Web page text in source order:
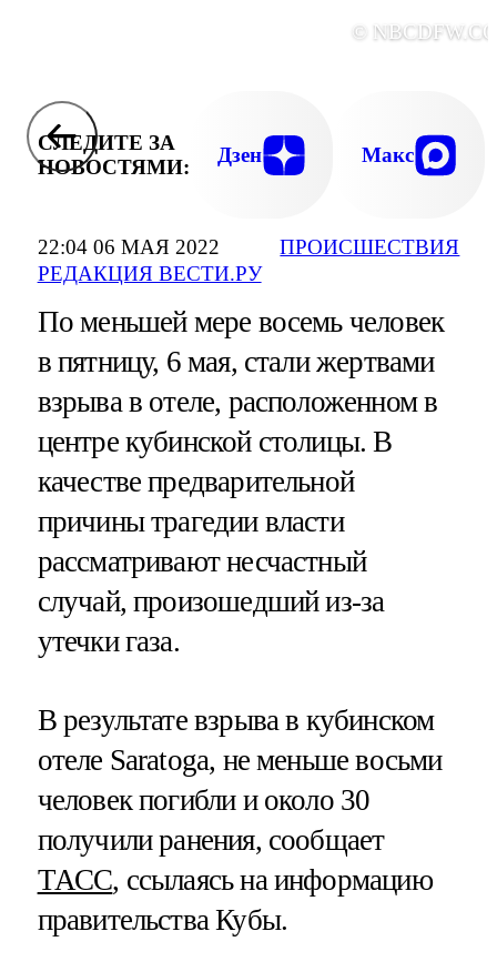
22:04 06 МАЯ 2022
РЕДАКЦИЯ ВЕСТИ.РУ
ПРОИСШЕСТВИЯ
©
СЛЕДИТЕ ЗА
НОВОСТЯМИ:
Дзен Макс
По меньшей мере восемь человек
в пятницу, 6 мая, стали жертвами
взрыва в отеле, расположенном в
центре кубинской столицы. В
качестве предварительной
причины трагедии власти
рассматривают несчастный
случай, произошедший из-за
утечки газа.
В результате взрыва в кубинском
отеле Saratoga, не меньше восьми
человек погибли и около 30
получили ранения, сообщает
ТАСС, ссылаясь на информацию
правительства Кубы.